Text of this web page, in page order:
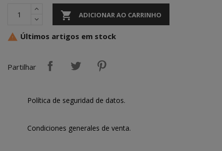
 ADICIONAR AO CARRINHO
 Últimos artigos em stock
Partilhar
Política de seguridad de datos.
Condiciones generales de venta.